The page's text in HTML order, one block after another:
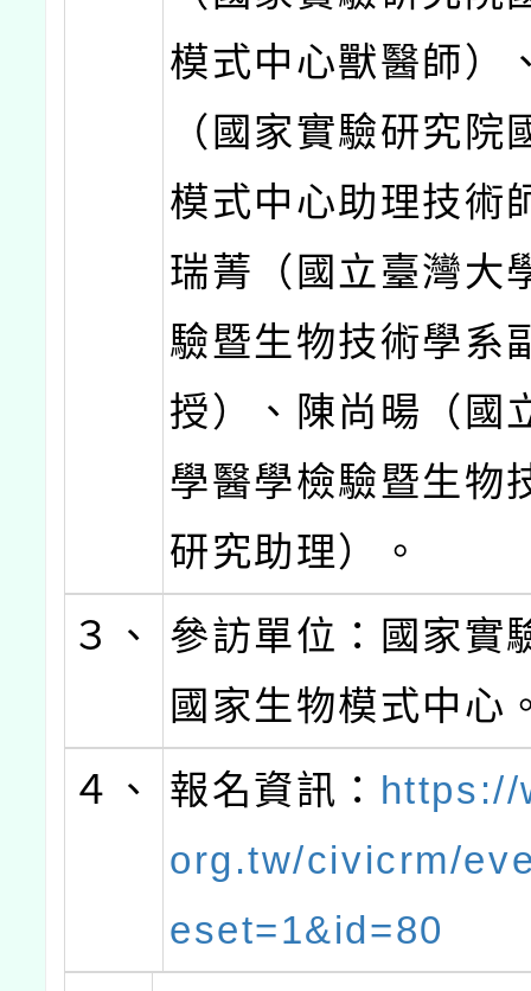
模式中心獸醫師）
（國家實驗研究院
模式中心助理技術
瑞菁（國立臺灣大
驗暨生物技術學系
授）、陳尚暘（國
學醫學檢驗暨生物
研究助理）。
３、
參訪單位：國家實
國家生物模式中心
４、
報名資訊： https://
org.tw/civicrm/
eset=1&id=80